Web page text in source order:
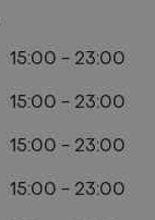
15:00 - 23:00
15:00 - 23:00
15:00 - 23:00
15:00 - 23:00